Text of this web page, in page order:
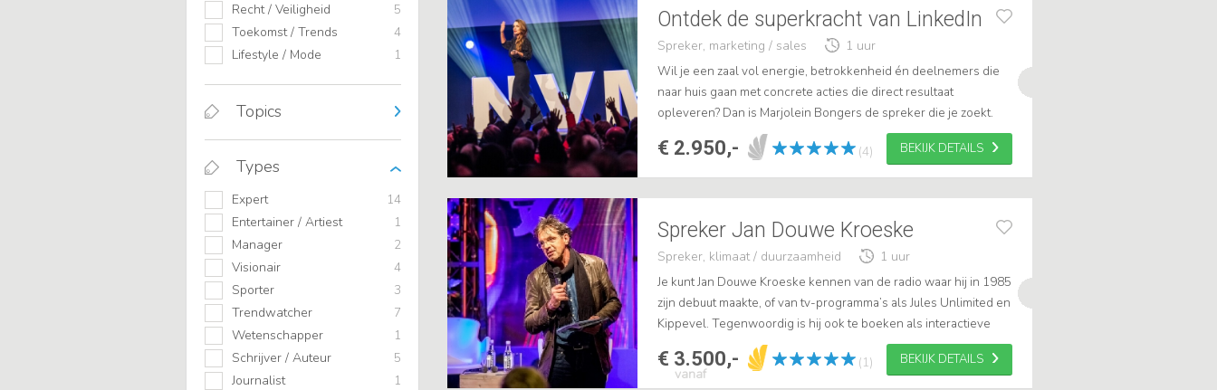
Recht / Veiligheid
5
Toekomst / Trends
4
Lifestyle / Mode
1
Topics
Types
Expert
14
Entertainer / Artiest
1
Manager
2
Visionair
4
Sporter
3
Trendwatcher
7
Wetenschapper
1
Schrijver / Auteur
5
Journalist
1
Ontdek de superkracht van LinkedIn
Spreker, marketing / sales
1 uur
Wil je een zaal vol energie, betrokkenheid én deelnemers die
naar huis gaan met concrete acties die direct resultaat
opleveren? Dan is Marjolein Bongers de spreker die je zoekt.
Marjolein is LinkedIn expert en daarnaast
beïnvloedingspsycho...
€ 2.950,- (4) BEKIJK DETAILS
Spreker Jan Douwe Kroeske
Spreker, klimaat / duurzaamheid
1 uur
Je kunt Jan Douwe Kroeske kennen van de radio waar hij in 1985
zijn debuut maakte, of van tv-programma’s als Jules Unlimited en
Kippevel. Tegenwoordig is hij ook te boeken als interactieve
keynote spreker over duurzaamheid, innovatie, weten...
€ 3.500,-
vanaf
(1) BEKIJK DETAILS